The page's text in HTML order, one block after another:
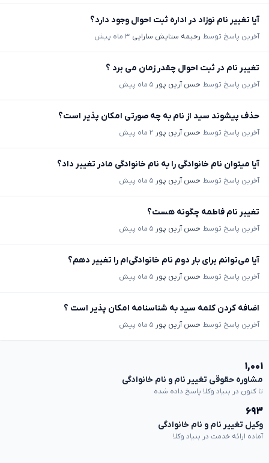
آیا تغییر نام نوزاد در اداره ثبت احوال وجود دارد؟
آخرین پاسخ توسط رحیمه ستایش سارایی ۳ ماه پیش
تغییر نام در ثبت احوال چقدر زمان می برد ؟
آخرین پاسخ توسط حسن آرین پور ۵ ماه پیش
حذف پیشوند سید از نام به چه صورتی امکان پذیر است؟
آخرین پاسخ توسط حسن آرین پور ۲ ماه پیش
آیا میتوان نام خانوادگی را به نام خانوادگی مادر تغییر داد؟
آخرین پاسخ توسط حسن آرین پور ۵ ماه پیش
تغییر نام فاطمه چگونه هست؟
آخرین پاسخ توسط حسن آرین پور ۵ ماه پیش
آیا می‌توانم برای بار دوم نام خانوادگی‌ام را تغییر دهم؟
آخرین پاسخ توسط حسن آرین پور ۵ ماه پیش
اضافه کردن کلمه سید به شناسنامه امکان پذیر است ؟
آخرین پاسخ توسط حسن آرین پور ۵ ماه پیش
۱,۰۰۱
مشاوره حقوقی تغییر نام و نام خانوادگی
تا کنون در بنیاد وکلا پاسخ داده شده
۶۹۳
وکیل تغییر نام و نام خانوادگی
آماده ارائه خدمت در بنیاد وکلا